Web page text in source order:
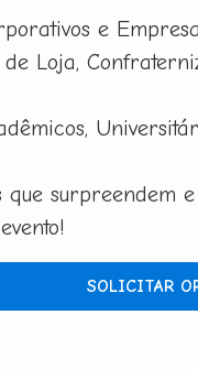
e
Loja,
surpreendem
SOLICITAR